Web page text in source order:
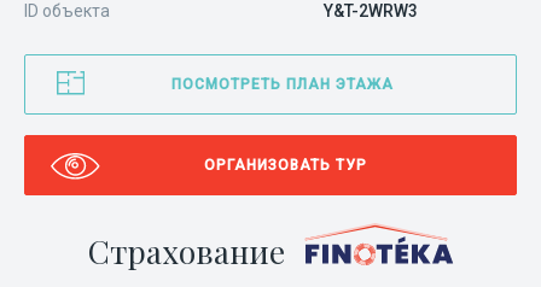
ID объекта Y&T-2WRW3
ПОСМОТРЕТЬ ПЛАН ЭТАЖА
ОРГАНИЗОВАТЬ ТУР
Страхование